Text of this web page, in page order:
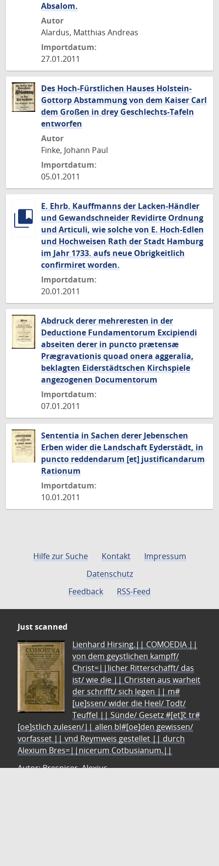
Absalom.
Autor
Alardus, Matthias Andreas
Importdatum:
27.01.2011
Des Hoch-Fürstlichen Hauses Holstein-
Gottorp Abstammung von dem Kaiser Carl
dem Großen in drey Geschlechts-Tafeln
entworfen
Autor
Finke, Johann Paul
Importdatum:
05.01.2011
E. Ehrb. Kauffmanns der Lacken-Händler
und Gewandschneider Revidirte Ordnung
und Articuli, wie solche von E. Hoch-Edlen
und Hochweisen Rath der Stadt Hamburg
im Jahr 1733. aufs neue Obrigkeitlich
confirmiret worden.
Importdatum:
20.01.2011
Abdruck derer mehreresten in der
Deductione Fundamentorum Excipiendi
abseiten derer in puncto prætensæ
Prægravationis quoad onera aggeralia,
beklagten Eiderstädtschen Kirchspiele
angezogenen Documentorum
Importdatum:
07.01.2011
Sententia in Sachen derer Jebenschen
Erben wider die Landschaft Eyderstädt, in
puncto reddendarum [et] justificandarum
Rationum
Importdatum:
10.01.2011
Hilfe zur Suche Kontakt
Impressum
Datenschutz
Feedback
RSS-Feed
Just scanned
Lienhard Hirsing.|| COMOEDIA ||
von dem geystlichen kampff/
Christ=||licher Ritterschafft/ das
ist/ wie die || Christen aus warheit
der schrifft/ sich legen || m#
[ue]ssen/ wider die Heel/ Todt/
Teuffel || Sünde/ Gesetz #[et]c̃ tr#
[oe]stlich zulesen/|| allen bl#[oe]den gewissen/
vorfasset || vnd Reymweis gestellet || durch
Alexium Bres=||nicerum Cotbusianum.||
Autor: Bresnicer, Alexius